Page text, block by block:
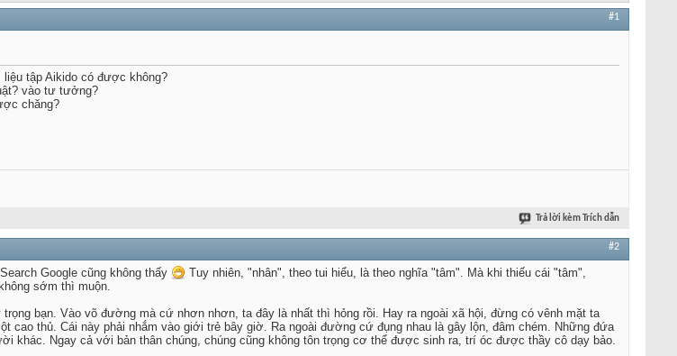
#1
tập Aikido có được không?
vào tư tưởng?
chăng?
Trả lời kèm Trích dẫn
#2
Google cũng không thấy
Tuy nhiên, "nhân", theo tui hiểu, là theo nghĩa "tâm". Mà khi thiếu cái "tâm",
sớm thì muộn.
bạn. Vào võ đường mà cứ nhơn nhơn, ta đây là nhất thì hỏng rồi. Hay ra ngoài xã hội, đừng có vênh mặt ta
cao thủ. Cái này phải nhắm vào giới trẻ bây giờ. Ra ngoài đường cứ đụng nhau là gây lộn, đâm chém. Những đứa
khác. Ngay cả với bản thân chúng, chúng cũng không tôn trọng cơ thể được sinh ra, trí óc được thầy cô dạy bảo.